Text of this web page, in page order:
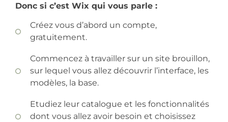
Donc si c’est Wix qui vous parle :
Créez vous d’abord un compte,
gratuitement.
Commencez à travailler sur un site brouillon,
sur lequel vous allez découvrir l’interface, les
modèles, la base.
Etudiez leur catalogue et les fonctionnalités
dont vous allez avoir besoin et choisissez